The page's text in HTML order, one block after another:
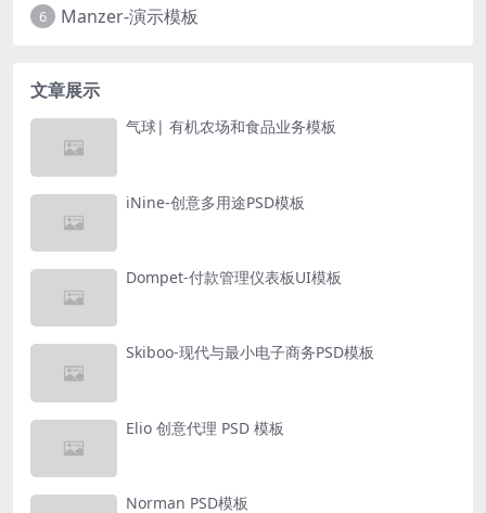
6 Manzer-演示模板
文章展示
气球| 有机农场和食品业务模板
iNine-创意多用途PSD模板
Dompet-付款管理仪表板UI模板
Skiboo-现代与最小电子商务PSD模板
Elio 创意代理 PSD 模板
Norman PSD模板